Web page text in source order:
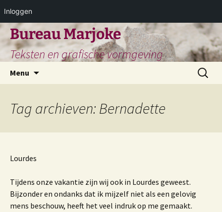
Inloggen
Ga
naar
inhoud
Bureau Marjoke
Teksten en grafische vormgeving
Menu
Zoeken
naar:
Tag archieven: Bernadette
Lourdes
Tijdens onze vakantie zijn wij ook in Lourdes geweest.
Bijzonder en ondanks dat ik mijzelf niet als een gelovig
mens beschouw, heeft het veel indruk op me gemaakt.